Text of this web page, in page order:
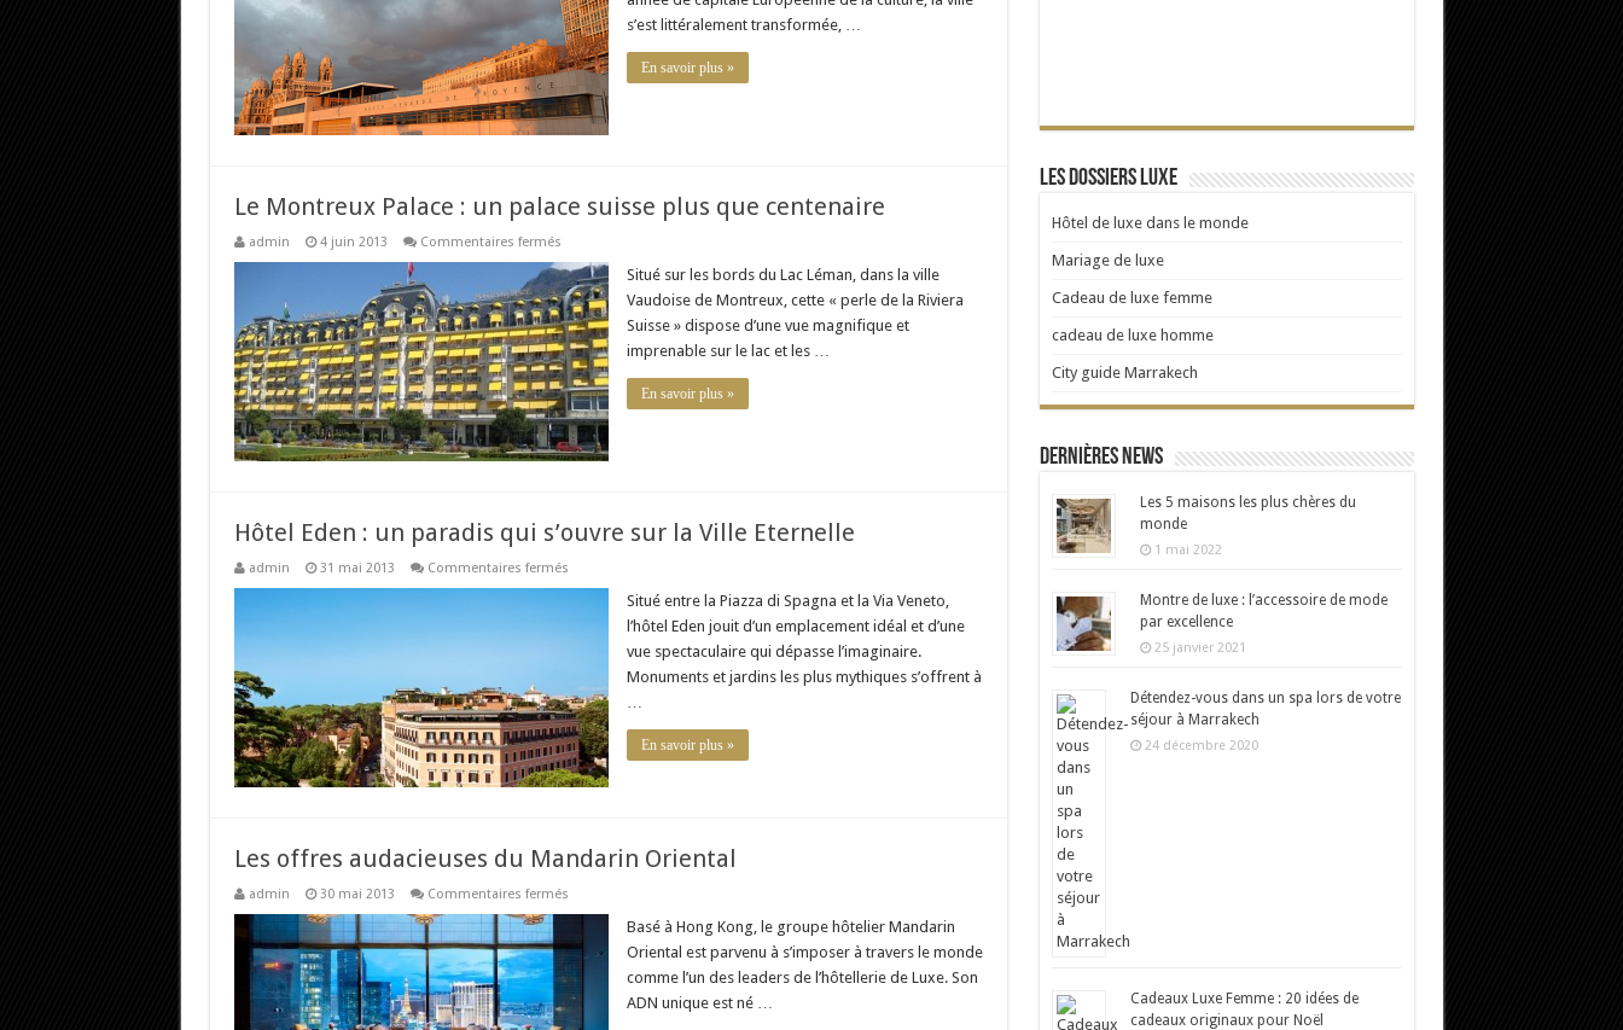
s’est littéralement transformée, …
En savoir plus »
Le Montreux Palace : un palace suisse plus que centenaire
admin 4 juin 2013 Commentaires ferméssur
Montreux
Palace
:
un
palace
suisse
plus
que
centenaire
Situé sur les bords du Lac Léman, dans la ville
Vaudoise de Montreux, cette « perle de la Riviera
Suisse » dispose d’une vue magnifique et
imprenable sur le lac et les …
En savoir plus »
Hôtel Eden : un paradis qui s’ouvre sur la Ville Eternelle
admin 31 mai 2013 Commentaires ferméssur
sur
la
Ville
Eternelle
Situé entre la Piazza di Spagna et la Via Veneto,
l’hôtel Eden jouit d’un emplacement idéal et d’une
vue spectaculaire qui dépasse l’imaginaire.
Monuments et jardins les plus mythiques s’offrent à
…
En savoir plus »
Les offres audacieuses du Mandarin Oriental
admin 30 mai 2013 Commentaires ferméssur
audacieuses
du
Mandarin
Oriental
Basé à Hong Kong, le groupe hôtelier Mandarin
Oriental est parvenu à s’imposer à travers le monde
comme l’un des leaders de l’hôtellerie de Luxe. Son
ADN unique est né …
Les dossiers Luxe
Hôtel de luxe dans le monde
Mariage de luxe
Cadeau de luxe femme
cadeau de luxe homme
City guide Marrakech
Dernières news
Les 5 maisons les plus chères du
monde
1 mai 2022
Montre de luxe : l’accessoire de mode
par excellence
25 janvier 2021
Détendez-vous dans un spa lors de votre
séjour à Marrakech
24 décembre 2020
Cadeaux Luxe Femme : 20 idées de
cadeaux originaux pour Noël